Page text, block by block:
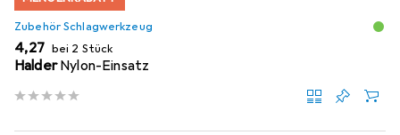
Zubehör Schlagwerkzeug
EUR
4,27 bei 2 Stück
Halder Nylon-Einsatz